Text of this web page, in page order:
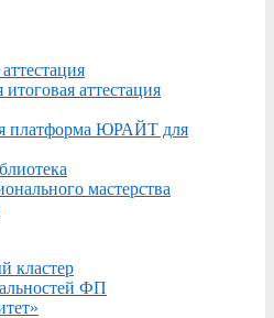
итоговая аттестация
платформа ЮРАЙТ для
мастерства
кластер
ФП